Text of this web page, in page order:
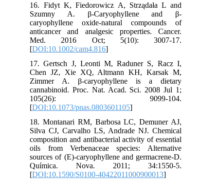
16. Fidyt K, Fiedorowicz A, Strządała L and
Szumny A. β‐Caryophyllene and β‐
caryophyllene oxide-natural compounds of
anticancer and analgesic properties. Cancer.
Med. 2016 Oct; 5(10): 3007-17.
[DOI:10.1002/cam4.816
17. Gertsch J, Leonti M, Raduner S, Racz I,
Chen JZ, Xie XQ, Altmann KH, Karsak M,
Zimmer A. β-caryophyllene is a dietary
cannabinoid. Proc. Nat. Acad. Sci. 2008 Jul 1;
105(26): 9099-104.
[DOI:10.1073/pnas.0803601105
18. Montanari RM, Barbosa LC, Demuner AJ,
Silva CJ, Carvalho LS, Andrade NJ. Chemical
composition and antibacterial activity of essential
oils from Verbenaceae species: Alternative
sources of (E)-caryophyllene and germacrene-D.
Química. Nova. 2011; 34:1550-5.
[DOI:10.1590/S0100-40422011000900013